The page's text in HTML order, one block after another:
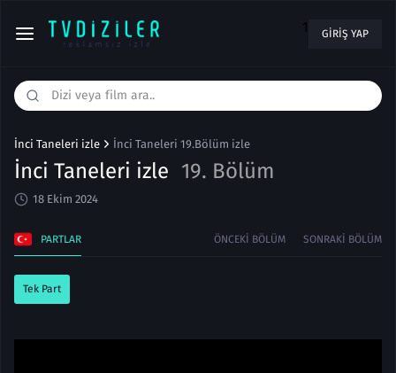
1 GIRIŞ YAP
İnci Taneleri izle İnci Taneleri 19.Bölüm izle
İnci Taneleri izle 19. Bölüm
18 Ekim 2024
PARTLAR ÖNCEKI BÖLÜM SONRAKI BÖLÜM
Tek Part